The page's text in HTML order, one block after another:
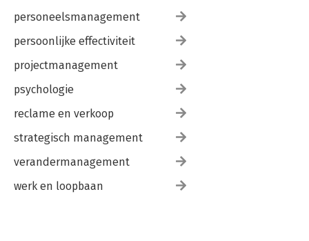
personeelsmanagement
persoonlijke effectiviteit
projectmanagement
psychologie
reclame en verkoop
strategisch management
verandermanagement
werk en loopbaan